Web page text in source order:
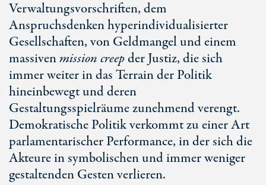
Verwaltungsvorschriften, dem
Anspruchsdenken hyperindividualisierter
Gesellschaften, von Geldmangel und einem
massivenmission creepder Justiz, die sich
immer weiter in das Terrain der Politik
hineinbewegt und deren
Gestaltungsspielräume zunehmend verengt.
Demokratische Politik verkommt zu einer Art
parlamentarischer Performance, in der sich die
Akteure in symbolischen und immer weniger
gestaltenden Gesten verlieren.